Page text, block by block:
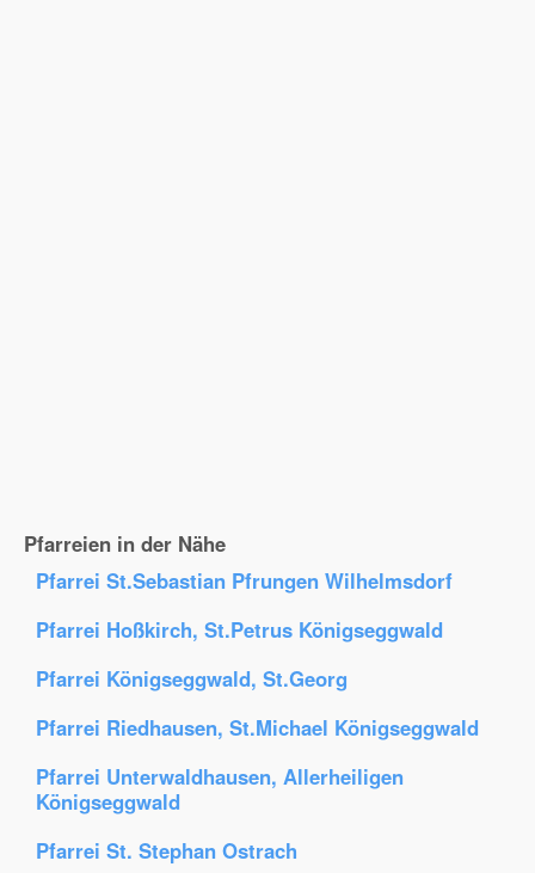
Pfarreien in der Nähe
Pfarrei St.Sebastian Pfrungen Wilhelmsdorf
Pfarrei Hoßkirch, St.Petrus Königseggwald
Pfarrei Königseggwald, St.Georg
Pfarrei Riedhausen, St.Michael Königseggwald
Pfarrei Unterwaldhausen, Allerheiligen
Königseggwald
Pfarrei St. Stephan Ostrach